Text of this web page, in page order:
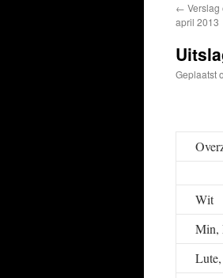
← Verslag
april 2013
Geplaatst
Wit
Min,